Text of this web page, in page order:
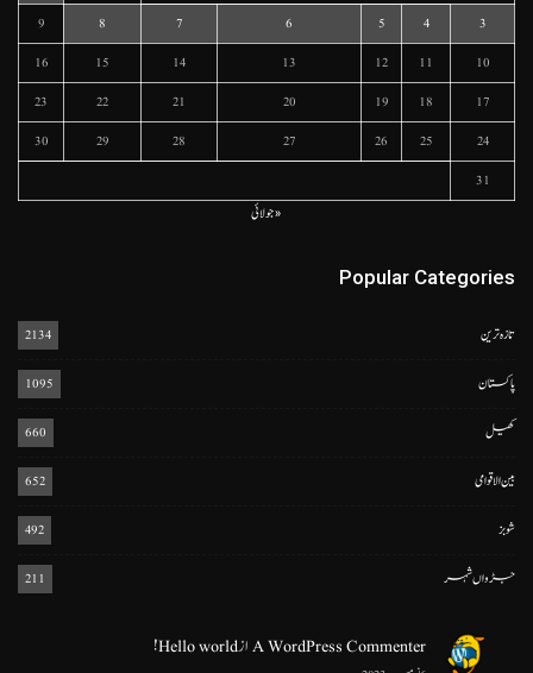
3
4
5
6
7
8
9
10
11
12
13
14
15
16
17
18
19
20
21
22
23
24
25
26
27
28
29
30
31
« جولائی
Popular Categories
تازہ ترین 2134
پاکستان 1095
کھیل 660
بین الاقوامی 652
شوبز 492
جڑواں شہر 211
A WordPress CommenterازHello world!